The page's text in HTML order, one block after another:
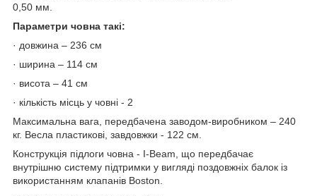
0,50 мм.
Параметри човна такі:
· довжина – 236 см
· ширина – 114 см
· висота – 41 см
· кількість місць у човні - 2
Максимальна вага, передбачена заводом-виробником – 240
кг. Весла пластикові, завдовжки - 122 см.
Конструкція підлоги човна - I-Beam, що передбачає
внутрішню систему підтримки у вигляді поздовжніх балок із
використанням клапанів Boston.